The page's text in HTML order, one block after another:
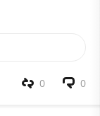
0
0